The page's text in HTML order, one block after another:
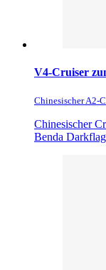
V4-Cruiser
Chinesischer A2-
Chinesischer
Benda